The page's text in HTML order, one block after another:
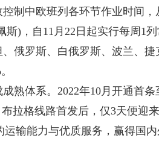
制中欧班列各环节作业时间
)，自11月22日起实行每周1
俄罗斯、白俄罗斯、波兰、
体系。2022年10月开通首条
拉格线路首发后，仅3天便
输能力与优质服务，赢得国内